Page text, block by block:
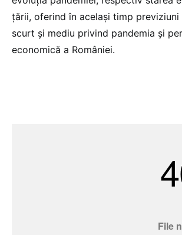
țării, oferind în același timp previziuni
scurt și mediu privind pandemia și
economică a României.